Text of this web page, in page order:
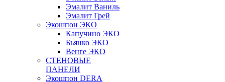
Эмалит Ваниль
Эмалит Грей
Экошпон ЭКО
Капучино ЭКО
Бьянко ЭКО
Венге ЭКО
СТЕНОВЫЕ
ПАНЕЛИ
Экошпон DERA